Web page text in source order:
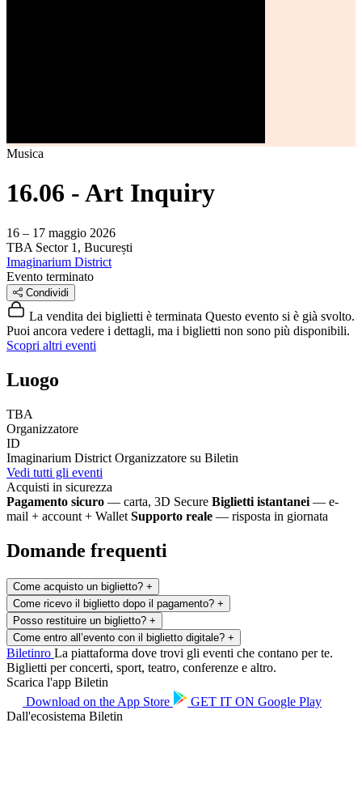
Musica
16.06 - Art Inquiry
16 – 17 maggio 2026
TBA Sector 1, București
Imaginarium District
Evento terminato
Condividi
La vendita dei biglietti è terminata Questo evento si è già svolto.
Puoi ancora vedere i dettagli, ma i biglietti non sono più disponibili.
Scopri altri eventi
Luogo
TBA
Organizzatore
ID
Imaginarium District Organizzatore su Biletin
Vedi tutti gli eventi
Acquisti in sicurezza
Pagamento sicuro — carta, 3D Secure Biglietti istantanei — e-
mail + account + Wallet Supporto reale — risposta in giornata
Domande frequenti
Come acquisto un biglietto? +
Come ricevo il biglietto dopo il pagamento? +
Posso restituire un biglietto? +
Come entro all’evento con il biglietto digitale? +
Biletinro La piattaforma dove trovi gli eventi che contano per te.
Biglietti per concerti, sport, teatro, conferenze e altro.
Scarica l'app Biletin
Download on the App Store GET IT ON Google Play
Dall'ecosistema Biletin